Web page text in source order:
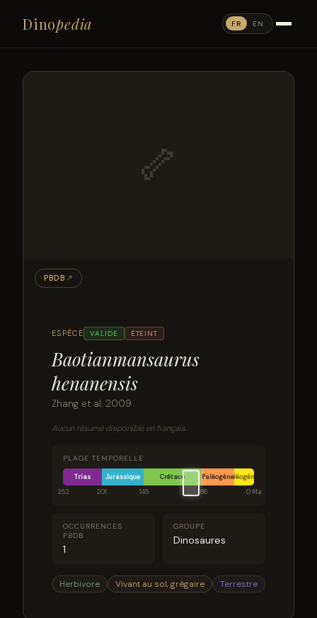
Dinopedia FR EN
ESPÈCE VALIDE ÉTEINT
Baotianmansaurus
henanensis
Zhang et al. 2009
Aucun résumé disponible en français.
PLAGE TEMPORELLE
Trias Jurassique Crétacé PaléogèneNéogène
252
201 145 66 0 Ma
OCCURRENCES
PBDB
1
GROUPE
Dinosaures
Herbivore Vivant au sol, grégaire Terrestre
🦴
PBDB ↗